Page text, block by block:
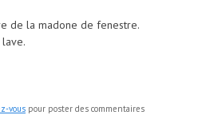
de la madone de fenestre.
lave
vous pour poster des commentaires